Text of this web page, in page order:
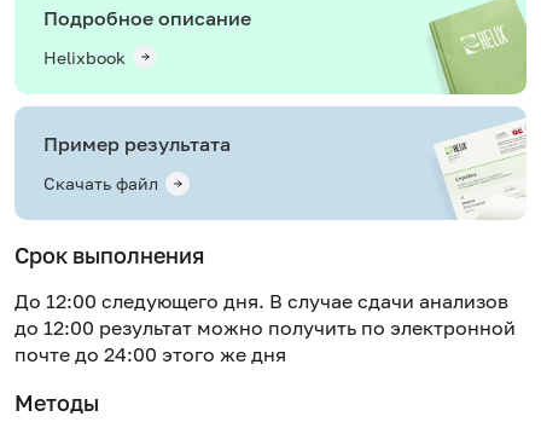
Подробное описание
Helixbook
Пример результата
Скачать файл
Срок выполнения
До 12:00 следующего дня. В случае сдачи анализов
до 12:00 результат можно получить по электронной
почте до 24:00 этого же дня
Методы